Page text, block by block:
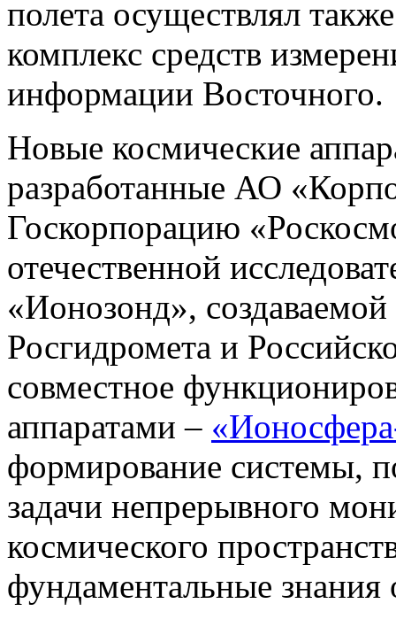
полета осуществлял
комплекс средств
информации Восточного.
Новые космические
разработанные АО
Госкорпорацию
отечественной
«Ионозонд»,
Росгидромета и
совместное
аппаратами –
формирование системы,
задачи непрерывного
космического
фундаментальные знания